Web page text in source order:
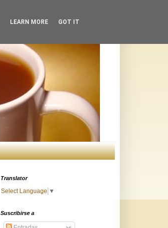
Translator
Select Language ▼
Suscribirse a
LEARN MORE GOT IT